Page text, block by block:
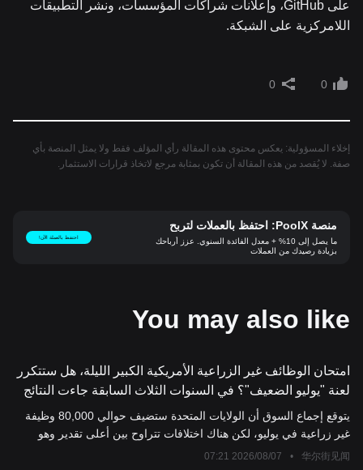
على GitHub، وإعلانات شراكات المؤسسات، ونشر التطبيقات
اللامركزية على الشبكة.
0
0
إخلاء المسؤولية: يعكس محتوى هذه المقالة رأي المؤلف فقط ولا يمثل المنصة بأي
صفة. لا يُقصد من هذه المقالة أن تكون بمثابة مرجع لاتخاذ قرارات الاستثمار.
منصة PoolX: احتفظ بالعملات لتربح
ما يصل إلى 10% + معدل الفائدة السنوي. عزز أرباحك
بزيادة رصيدك من العملات
احتفظ بالعملة الآن!
You may also like
امتحان الوظائف غير الزراعية الأمريكية الكبير الليلة، هل ستتكرر
لعنة "يوليو الضعيف"؟ في السنوات الثلاث السابقة جاءت النتائج
أقل من المتوقع.
يتوقع إجماع السوق أن الولايات المتحدة ستضيف حوالي 80,000 وظيفة
غير زراعية في يوليو، لكن هناك اختلافات تتراوح بين أعلى تقدير وهو
华尔街见闻
•
2026/08/07 07:21